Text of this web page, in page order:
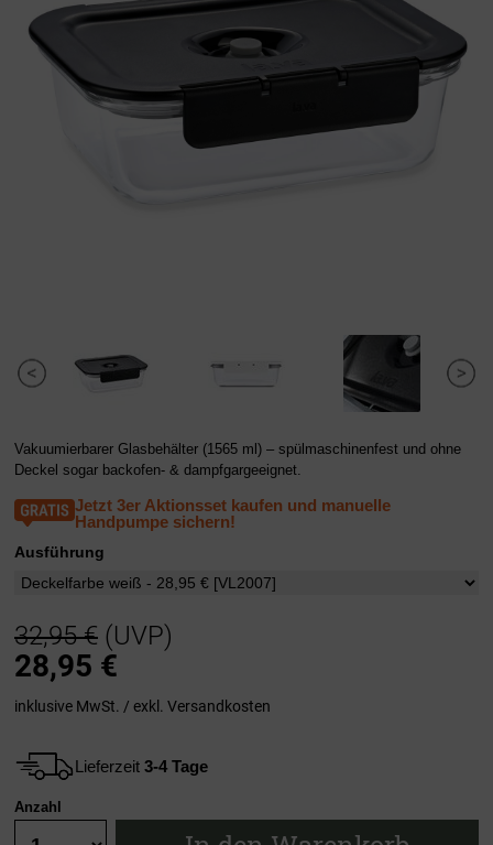
Vakuumierbarer Glasbehälter (1565 ml) – spülmaschinenfest und ohne
Deckel sogar backofen- & dampfgargeeignet.
Jetzt 3er Aktionsset kaufen und manuelle
Handpumpe sichern!
Ausführung
32,95 € (UVP)
28,95 €
inklusive MwSt. / exkl. Versandkosten
Lieferzeit 3-4 Tage
Anzahl